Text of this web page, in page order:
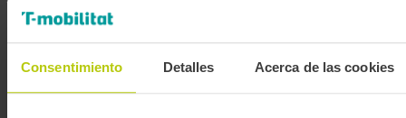
Consentimiento Detalles Acerca de las cookies
SA,Transports Mir,
SA,Transports Públics del
Osona Bus, SA,Joaquim
Puigdemasa Obiols,Estarriol